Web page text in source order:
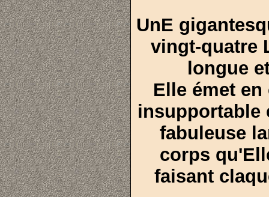
UnE
vingt-quatre
longue
Elle émet
insupportable
fabuleuse
corps
faisant